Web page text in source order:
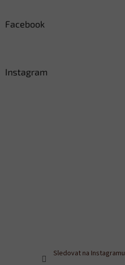
Facebook
Instagram
Sledovat na Instagramu